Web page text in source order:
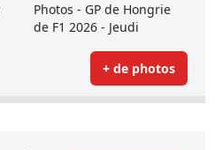
Photos - GP de Hongrie
de F1 2026 - Jeudi
+ de photos